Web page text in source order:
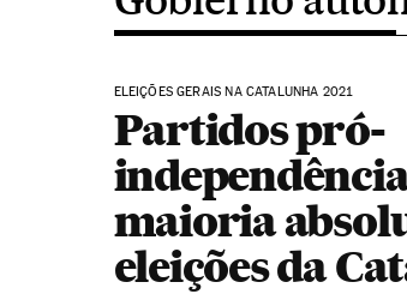
ELEIÇÕES GERAIS NA CATALUNHA 2021
Partidos pró-
maioria
eleições da